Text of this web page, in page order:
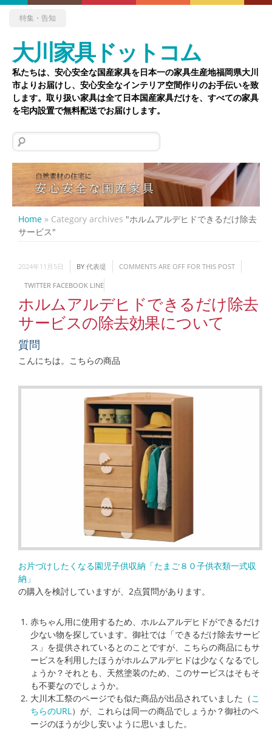
特集・告知
大川家具ドットコム
私たちは、安心安全な国産家具を日本一の家具生産地福岡県大川
市よりお届けし、安心安全なインテリア空間作りのお手伝いを致
します。取り扱い家具は全て日本国産家具だけを、すべての家具
を宅内設置で無料配送でお届けします。
検
索:
Home » Category archives "ホルムアルデヒドできるだけ除去
サービス"
2024年11月5日 BY 代表堤 COMMENTS ARE OFF FOR THIS POST
TWITTER FACEBOOK LINE
ホルムアルデヒドできるだけ除去
サービスの除去効果について
質問
こんにちは。こちらの商品
お片づけしたくなる園児子供収納「たまご８０子供衣類一式収
納」
の購入を検討していますが、2点質問があります。
赤ちゃん用に使用するため、ホルムアルデヒドができるだけ
少ない物を探しています。御社では「できるだけ除去サービ
ス」を提供されているとのことですが、こちらの商品にもサ
ービスを利用したほうがホルムアルデヒドは少なくなるでし
ょうか？それとも、天然塗装のため、このサービスはそもそ
も不要なのでしょうか。
大川木工祭のページでも似た商品が出品されていました（こ
ちらのURL）が、これらは同一の商品でしょうか？御社のペ
ージのほうが少し安いように思いました。